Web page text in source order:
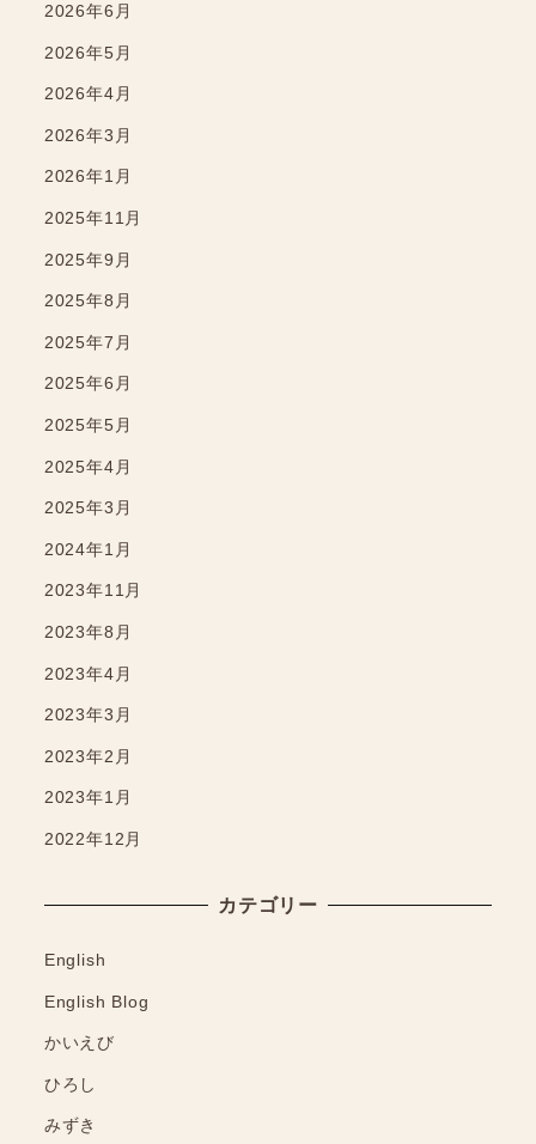
2026年6月
2026年5月
2026年4月
2026年3月
2026年1月
2025年11月
2025年9月
2025年8月
2025年7月
2025年6月
2025年5月
2025年4月
2025年3月
2024年1月
2023年11月
2023年8月
2023年4月
2023年3月
2023年2月
2023年1月
2022年12月
カテゴリー
English
English Blog
かいえび
ひろし
みずき